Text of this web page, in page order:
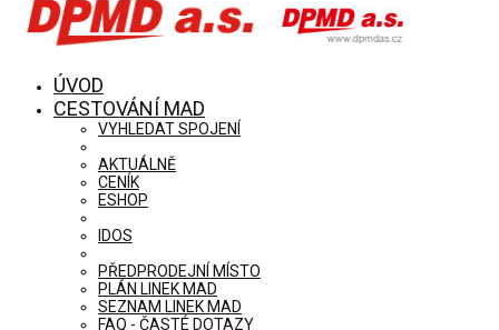
ÚVOD
CESTOVÁNÍ MAD
VYHLEDAT SPOJENÍ
AKTUÁLNĚ
CENÍK
ESHOP
IDOS
PŘEDPRODEJNÍ MÍSTO
PLÁN LINEK MAD
SEZNAM LINEK MAD
FAQ - ČASTÉ DOTAZY